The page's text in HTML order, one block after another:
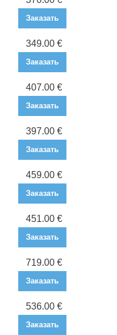
Заказать
349.00 €
Заказать
407.00 €
Заказать
397.00 €
Заказать
459.00 €
Заказать
451.00 €
Заказать
719.00 €
Заказать
536.00 €
Заказать